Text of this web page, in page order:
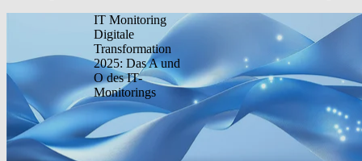
IT Monitoring
Digitale
Transformation
2025: Das A und
O des IT-
Monitorings